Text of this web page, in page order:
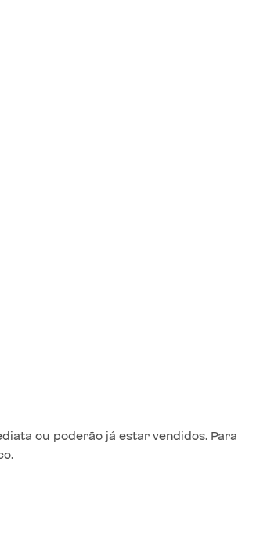
ou poderão já estar vendidos. Para